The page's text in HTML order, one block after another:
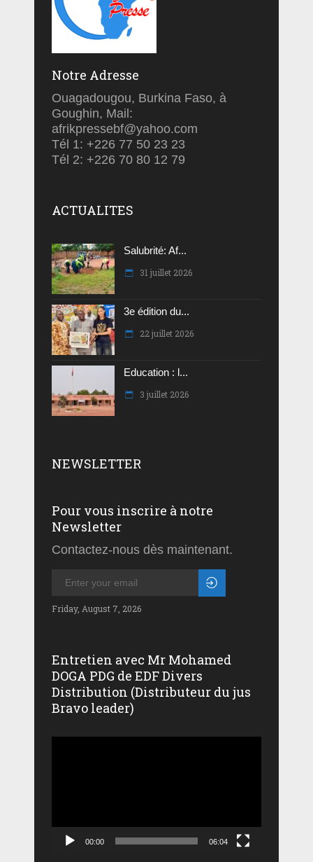
Notre Adresse
Ouagadougou, Burkina Faso, à
Goughin, Mail:
afrikpressebf@yahoo.com
Tél 1: +226 77 50 23 23
Tél 2: +226 70 80 12 79
ACTUALITES
Salubrité: Af...
31 juillet 2026
3e édition du...
22 juillet 2026
Education : l...
3 juillet 2026
NEWSLETTER
Pour vous inscrire à notre
Newsletter
Contactez-nous dès maintenant.
Friday, August 7, 2026
Entretien avec Mr Mohamed
DOGA PDG de EDF Divers
Distribution (Distributeur du jus
Bravo leader)
00:00 06:04